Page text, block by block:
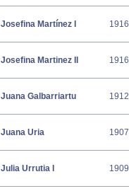
Josefina Martínez I
Josefina Martinez II
Juana Galbarriartu
Juana Uria
Julia Urrutia I